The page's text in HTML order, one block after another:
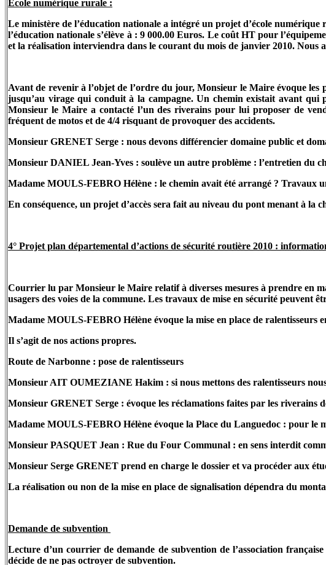
Ecole numérique rurale :
Le ministère de l’éducation nationale a intégré un projet d’école
l’éducation nationale s’élève à : 9 000.00 Euros. Le coût HT pour
et la réalisation interviendra dans le courant du mois de janvier 2010. Nous
Avant de revenir à l’objet de l’ordre du jour, Monsieur le Maire évoque les
jusqu’au virage qui conduit à la campagne. Un chemin existait avant qui
Monsieur le Maire a contacté l’un des riverains pour lui proposer de
fréquent de motos et de 4/4 risquant de provoquer des accidents.
Monsieur GRENET Serge : nous devons différencier domaine public et
Monsieur DANIEL Jean-Yves : soulève un autre problème : l’entretien du
Madame MOULS-FEBRO Hélène : le chemin avait été arrangé ? Travaux
En conséquence, un projet d’accès sera fait au niveau du pont menant à la
4° Projet plan départemental d’actions de sécurité routière 2010 :
Courrier lu par Monsieur le Maire relatif à diverses mesures à prendre en
usagers des voies de la commune. Les travaux de mise en sécurité
Madame MOULS-FEBRO Hélène évoque la mise en place de ralentisseurs
Il s’agit de nos actions propres.
Route de Narbonne : pose de ralentisseurs
Monsieur AIT OUMEZIANE Hakim : si nous mettons des ralentisseurs
Monsieur GRENET Serge : évoque les réclamations faites par les riverains
Madame MOULS-FEBRO Hélène évoque la Place du Languedoc : pour le
Monsieur PASQUET Jean : Rue du Four Communal : en sens interdit
Monsieur Serge GRENET prend en charge le dossier et va procéder aux
La réalisation ou non de la mise en place de signalisation dépendra du
Demande de subvention
Lecture d’un courrier de demande de subvention de l’association
décide de ne pas octroyer de subvention.